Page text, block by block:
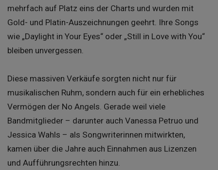
mehrfach auf Platz eins der Charts und wurden mit
Gold- und Platin-Auszeichnungen geehrt. Ihre Songs
wie „Daylight in Your Eyes“ oder „Still in Love with You“
bleiben unvergessen.
Diese massiven Verkäufe sorgten nicht nur für
musikalischen Ruhm, sondern auch für ein erhebliches
Vermögen der No Angels. Gerade weil viele
Bandmitglieder – darunter auch Vanessa Petruo und
Jessica Wahls – als Songwriterinnen mitwirkten,
kamen über die Jahre auch Einnahmen aus Lizenzen
und Aufführungsrechten hinzu.